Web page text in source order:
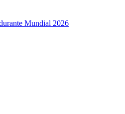
Mundial 2026